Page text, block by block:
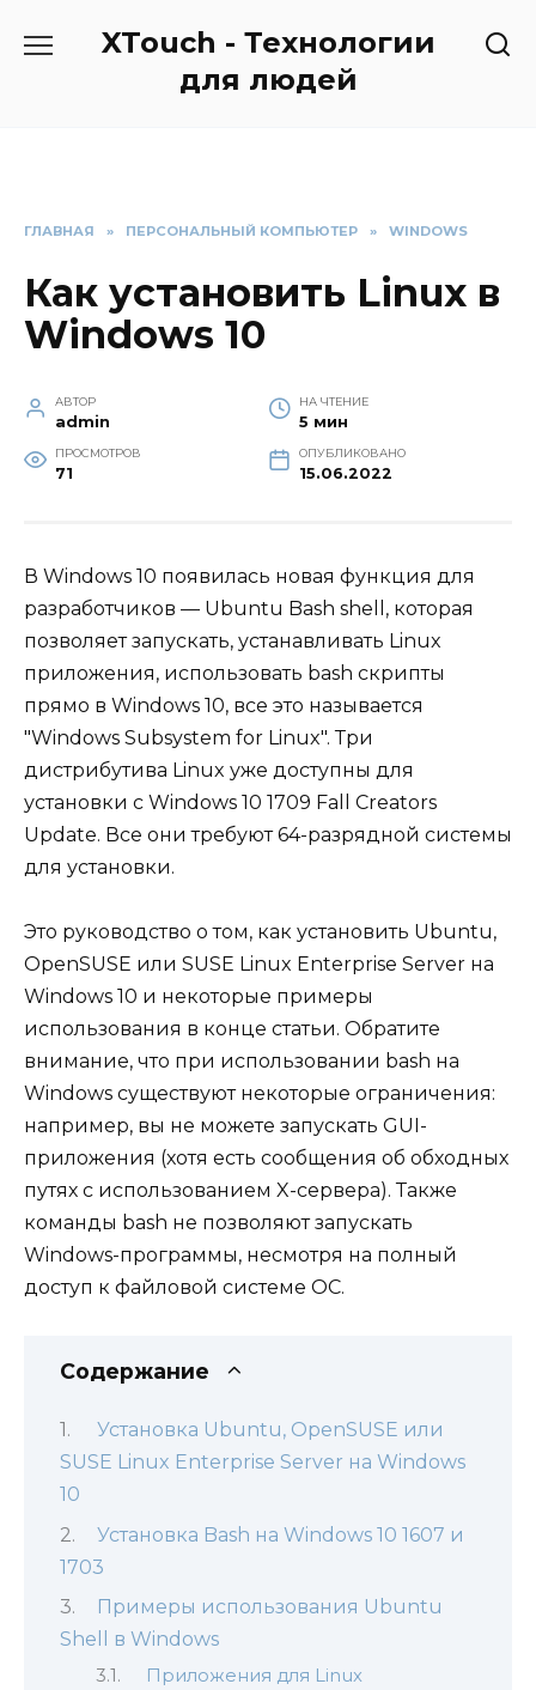
XTouch - Технологии
для людей
ГЛАВНАЯ » ПЕРСОНАЛЬНЫЙ КОМПЬЮТЕР » WINDOWS
Как установить Linux в
Windows 10
АВТОР
admin
НА ЧТЕНИЕ
5 мин
ПРОСМОТРОВ
71
ОПУБЛИКОВАНО
15.06.2022
В Windows 10 появилась новая функция для
разработчиков — Ubuntu Bash shell, которая
позволяет запускать, устанавливать Linux
приложения, использовать bash скрипты
прямо в Windows 10, все это называется
"Windows Subsystem for Linux". Три
дистрибутива Linux уже доступны для
установки с Windows 10 1709 Fall Creators
Update. Все они требуют 64-разрядной системы
для установки.
Это руководство о том, как установить Ubuntu,
OpenSUSE или SUSE Linux Enterprise Server на
Windows 10 и некоторые примеры
использования в конце статьи. Обратите
внимание, что при использовании bash на
Windows существуют некоторые ограничения:
например, вы не можете запускать GUI-
приложения (хотя есть сообщения об обходных
путях с использованием X-сервера). Также
команды bash не позволяют запускать
Windows-программы, несмотря на полный
доступ к файловой системе ОС.
Содержание
Установка Ubuntu, OpenSUSE или
SUSE Linux Enterprise Server на Windows
10
Установка Bash на Windows 10 1607 и
1703
Примеры использования Ubuntu
Shell в Windows
Приложения для Linux